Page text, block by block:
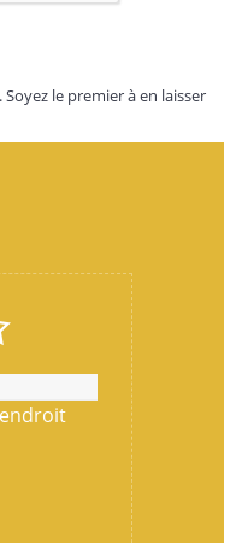
le premier à en laisser